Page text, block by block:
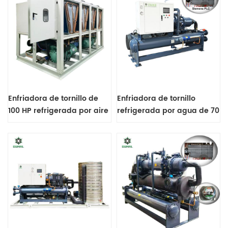
Enfriadora de tornillo de
100 HP refrigerada por aire
tornillo Bitzer dobles.
Enfriadora de tornillo
refrigerada por agua de 70
controlador PLC Siemens.